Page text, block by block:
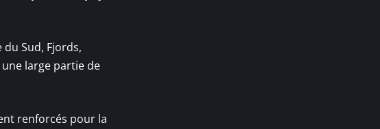
Sud, Fjords,
large partie de
renforcés pour la